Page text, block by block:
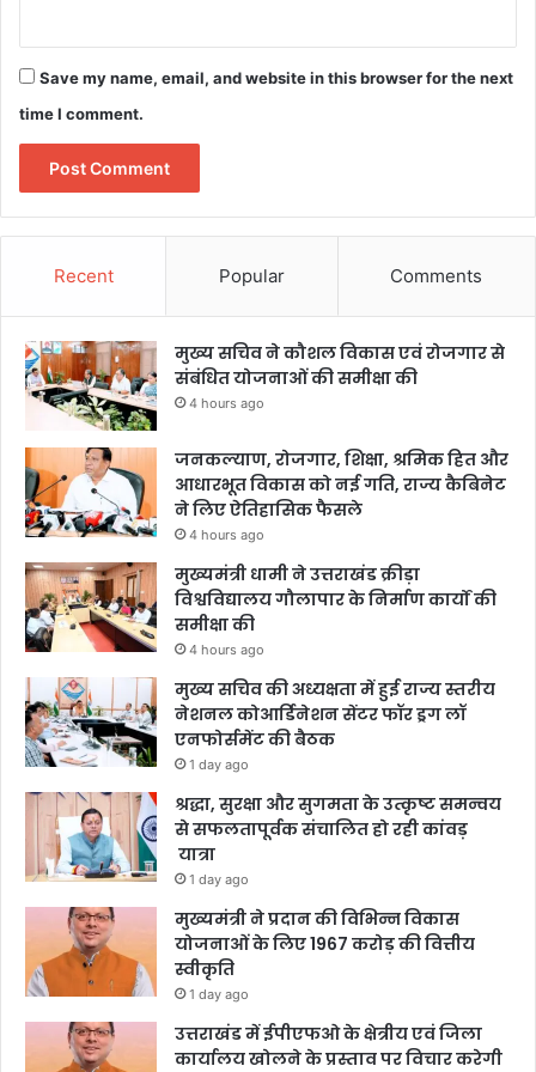
Save my name, email, and website in this browser for the next
time I comment.
Recent Popular Comments
मुख्य सचिव ने कौशल विकास एवं रोजगार से
संबंधित योजनाओं की समीक्षा की
4 hours ago
जनकल्याण, रोजगार, शिक्षा, श्रमिक हित और
आधारभूत विकास को नई गति, राज्य कैबिनेट
ने लिए ऐतिहासिक फैसले
4 hours ago
मुख्यमंत्री धामी ने उत्तराखंड क्रीड़ा
विश्वविद्यालय गौलापार के निर्माण कार्यों की
समीक्षा की
4 hours ago
मुख्य सचिव की अध्यक्षता में हुई राज्य स्तरीय
नेशनल कोआर्डिनेशन सेंटर फॉर ड्रग लॉ
एनफोर्समेंट की बैठक
1 day ago
श्रद्धा, सुरक्षा और सुगमता के उत्कृष्ट समन्वय
से सफलतापूर्वक संचालित हो रही कांवड़
यात्रा
1 day ago
मुख्यमंत्री ने प्रदान की विभिन्न विकास
योजनाओं के लिए 1967 करोड़ की वित्तीय
स्वीकृति
1 day ago
उत्तराखंड में ईपीएफओ के क्षेत्रीय एवं जिला
कार्यालय खोलने के प्रस्ताव पर विचार करेगी